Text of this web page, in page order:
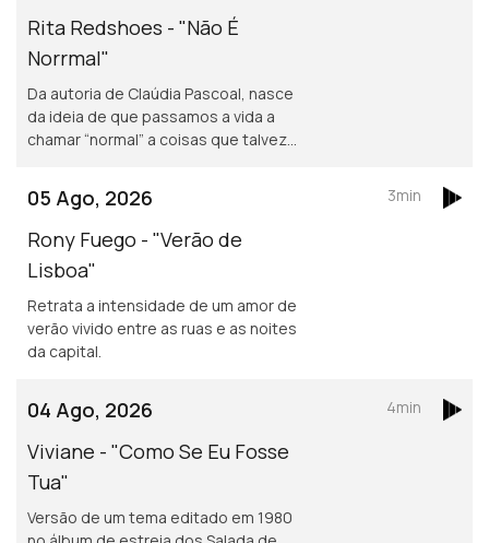
Rita Redshoes - "Não É
Norrmal"
Da autoria de Claúdia Pascoal, nasce
da ideia de que passamos a vida a
chamar “normal” a coisas que talvez
05 Ago, 2026
Rony Fuego - "Verão de
Lisboa"
Retrata a intensidade de um amor de
verão vivido entre as ruas e as noites
da capital.
3min
04 Ago, 2026
Viviane - "Como Se Eu Fosse
Tua"
Versão de um tema editado em 1980
4min